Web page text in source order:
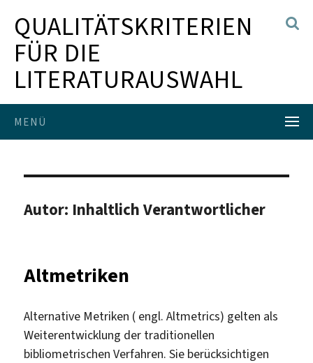
QUALITÄTSKRITERIEN
FÜR DIE
LITERATURAUSWAHL
MENÜ
Autor: Inhaltlich Verantwortlicher
Altmetriken
Alternative Metriken ( engl. Altmetrics) gelten als
Weiterentwicklung der traditionellen
bibliometrischen Verfahren. Sie berücksichtigen